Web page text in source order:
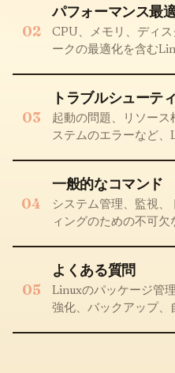
02
パフォーマンス最
CPU、メモリ、ディ
ークの最適化を含む
03
トラブルシューテ
起動の問題、リソース
ステムのエラーなど
04
一般的なコマンド
システム管理、監視、
ィングのための不可欠
05
よくある質問
Linuxのパッケージ管
強化、バックアップ、